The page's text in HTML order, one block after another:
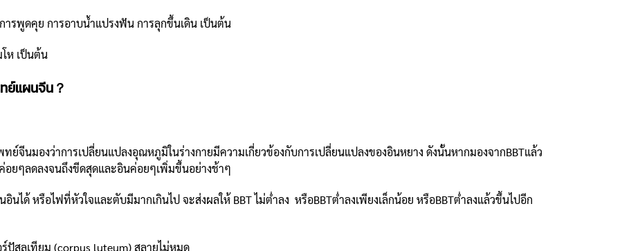
รพูดคุย การอาบน้ำแปรงฟัน การลุกขึ้นเดิน เป็นต้น
ห เป็นต้น
ย์แผนจีน？
มองว่าการเปลี่ยนแปลงอุณหภูมิในร่างกายมีความเกี่ยวข้องกับการเปลี่ยนแปลงของอินหยาง ดังนั้นหากมองจากBBTแล้ว
อยๆลดลงจนถึงขีดสุดและอินค่อยๆเพิ่มขึ้นอย่างช้าๆ
ด้ หรือไฟที่หัวใจและตับมีมากเกินไป จะส่งผลให้ BBT ไม่ต่ำลง หรือBBTต่ำลงเพียงเล็กน้อย หรือBBTต่ำลงแล้วขึ้นไปอีก
ลูเทียม (corpus luteum) สลายไม่หมด